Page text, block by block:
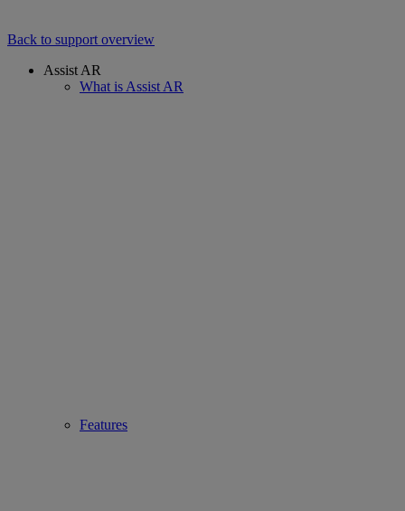
Back to support overview
Assist AR
What is Assist AR
Features